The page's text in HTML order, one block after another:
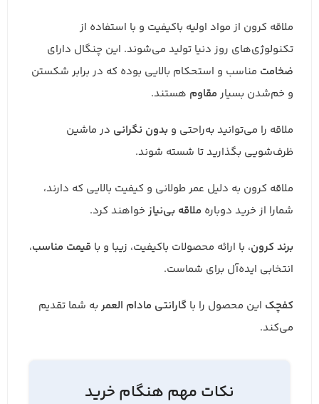
ملاقه کرون از مواد اولیه باکیفیت و با استفاده از
تکنولوژی‌های روز دنیا تولید می‌شوند. این چنگال دارای
ضخامت مناسب و استحکام بالایی بوده که در برابر شکستن
و خم‌شدن بسیار مقاوم هستند.
ملاقه را می‌توانید به‌‎راحتی و بدون نگرانی در ماشین
ظرف‌شویی بگذارید تا شسته شوند.
ملاقه کرون به دلیل عمر طولانی و کیفیت بالایی که دارند،
شمارا از خرید دوباره ملاقه بی‌نیاز خواهند کرد.
برند کرون، با ارائه محصولات باکیفیت، زیبا و با قیمت مناسب،
انتخابی ایده‌آل برای شماست.
کفچک این محصول را با گارانتی مادام العمر به شما تقدیم
می‌کند.
نکات مهم هنگام خرید